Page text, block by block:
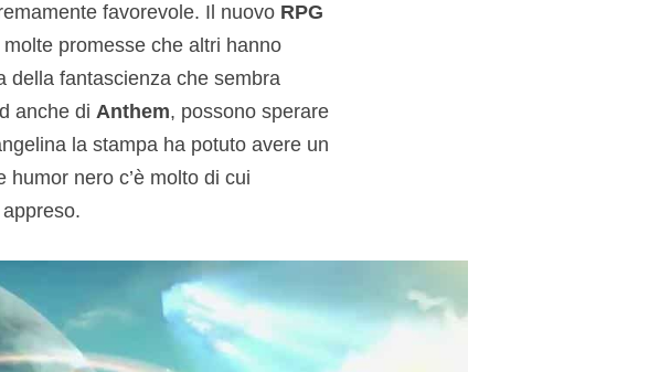
favorevole. Il nuovo RPG
promesse che altri hanno
della fantascienza che sembra
anche di Anthem, possono sperare
la stampa ha potuto avere un
nero c’è molto di cui